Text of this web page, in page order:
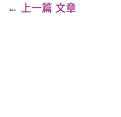
← 上一篇 文章